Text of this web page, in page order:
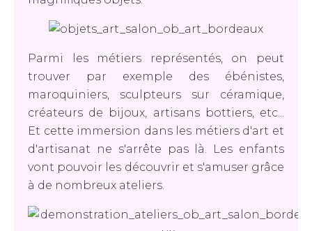
Parmi les métiers représentés, on peut
trouver par exemple des ébénistes,
maroquiniers, sculpteurs sur céramique,
créateurs de bijoux, artisans bottiers, etc...
Et cette immersion dans les métiers d'art et
d'artisanat ne s'arrête pas là. Les enfants
vont pouvoir les découvrir et s'amuser grâce
à de nombreux ateliers.